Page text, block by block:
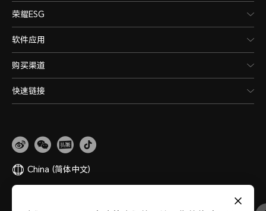
荣耀ESG
软件应用
购买渠道
快速链接
China (简体中文)